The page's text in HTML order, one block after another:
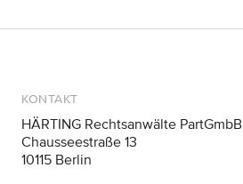
KONTAKT
HÄRTING Rechtsanwälte PartGmbB
Chausseestraße 13
10115 Berlin